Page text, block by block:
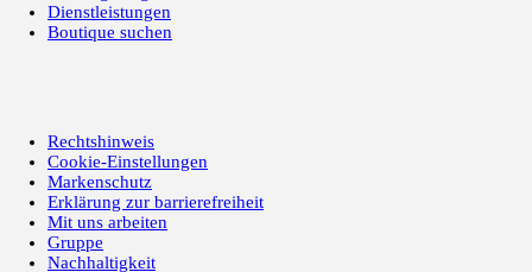
Dienstleistungen
Boutique suchen
Rechtshinweis
Cookie-Einstellungen
Markenschutz
Erklärung zur barrierefreiheit
Mit uns arbeiten
Gruppe
Nachhaltigkeit